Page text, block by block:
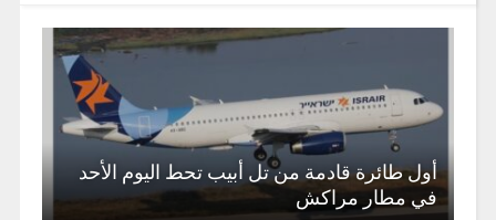
أول طائرة قادمة من تل أبيب تحط اليوم الأحد
في مطار مراكش